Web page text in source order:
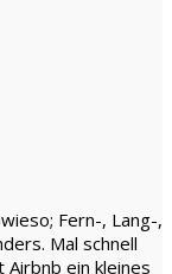
Fern-, Lang-,
Mal schnell
ein kleines